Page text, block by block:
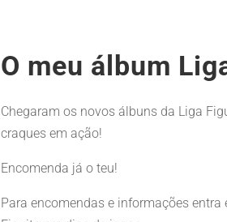
O meu álbum
Chegaram os novos álbuns da Liga
craques em ação!
Encomenda já o teu!
Para encomendas e informações